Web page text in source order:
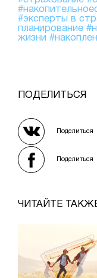
#эксперты в
планирование
жизни
ПОДЕЛИТЬСЯ
Поделиться
Поделиться
ЧИТАЙТЕ